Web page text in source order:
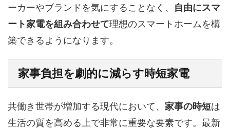
ーカーやブランドを気にすることなく、 自由にスマ
ート家電を組み合わせて理想のスマートホームを構
築できるようになります。
家事負担を劇的に減らす時短家電
共働き世帯が増加する現代において、 家事の時短は
生活の質を高める上で非常に重要な要素です。最新